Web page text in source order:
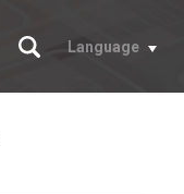
サーチ
Language